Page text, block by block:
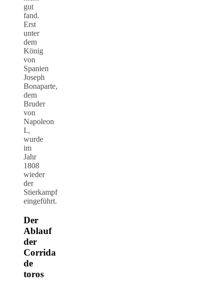
gut
fand.
Erst
unter
dem
König
von
Spanien
Joseph
Bonaparte,
dem
Bruder
von
Napoleon
I.,
wurde
im
Jahr
1808
wieder
der
Stierkampf
eingeführt.
Der
Ablauf
der
Corrida
de
toros